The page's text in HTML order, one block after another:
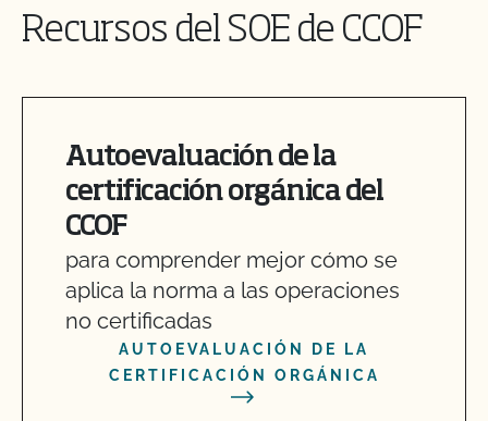
Recursos del SOE de CCOF
Autoevaluación de la
certificación orgánica del
CCOF
para comprender mejor cómo se
aplica la norma a las operaciones
no certificadas
AUTOEVALUACIÓN DE LA
CERTIFICACIÓN ORGÁNICA